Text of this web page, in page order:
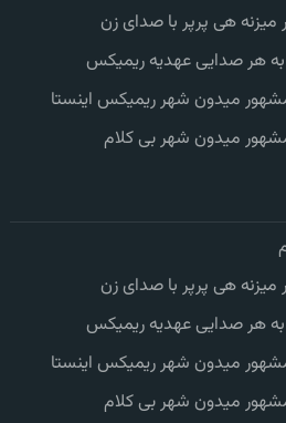
هی پرپر با صدای زن
به هر صدایی عهدیه ریمیکس
میدون شهر ریمیکس اینستا
میدون شهر بی کلام
هی پرپر با صدای زن
به هر صدایی عهدیه ریمیکس
میدون شهر ریمیکس اینستا
میدون شهر بی کلام